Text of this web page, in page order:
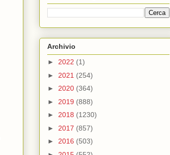
Archivio
► 2022 (1)
► 2021 (254)
► 2020 (364)
► 2019 (888)
► 2018 (1230)
► 2017 (857)
► 2016 (503)